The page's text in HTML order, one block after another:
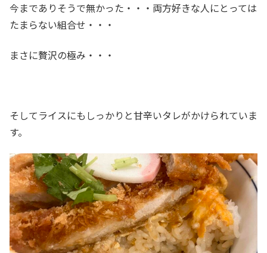
今までありそうで無かった・・・両方好きな人にとっては
たまらない組合せ・・・
まさに贅沢の極み・・・
そしてライスにもしっかりと甘辛いタレがかけられていま
す。